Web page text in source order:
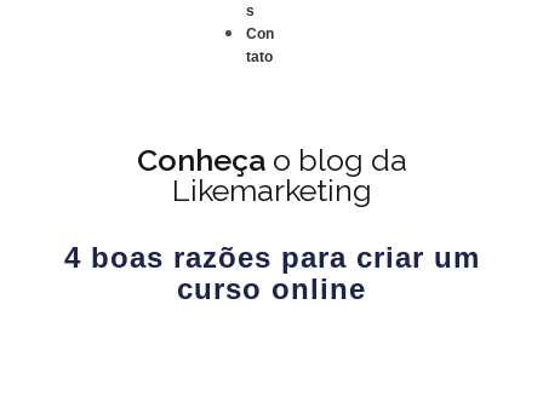
s
Con
tato
Conheça o blog da
Likemarketing
4 boas razões para criar um
curso online